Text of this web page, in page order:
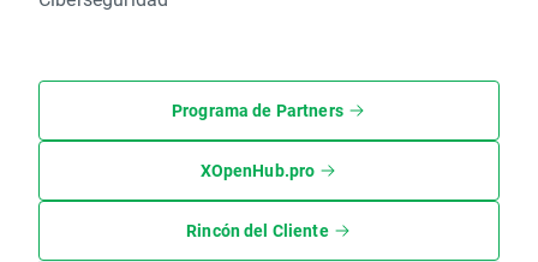
Programa de Partners
XOpenHub.pro
Rincón del Cliente